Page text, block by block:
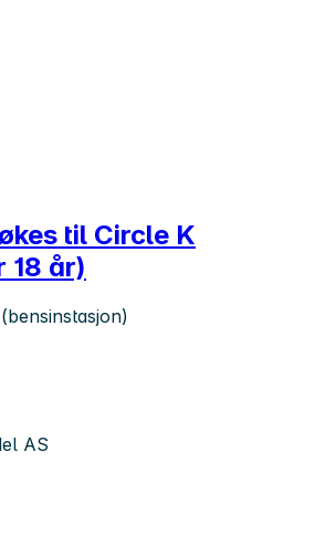
til Circle K
18 år)
AS